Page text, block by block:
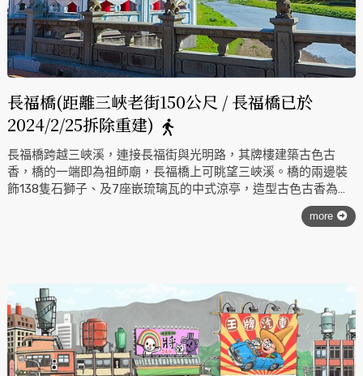
長福橋(距離三峽老街150公尺 / 長福橋已於
2024/2/25拆除重建)
長福橋跨越三峽溪，連接長福街與光明路，其牌樓建築古色古
香，橋的一端即為祖師廟，長福橋上可眺望三峽溪。橋的兩邊裝
飾138隻石獅子、及7座嵌琉璃瓦的中式涼亭，造型古色古香為徒
步區，橋下為端午龍舟絕佳之競賽河道，此橋乃委託文化大學市
more